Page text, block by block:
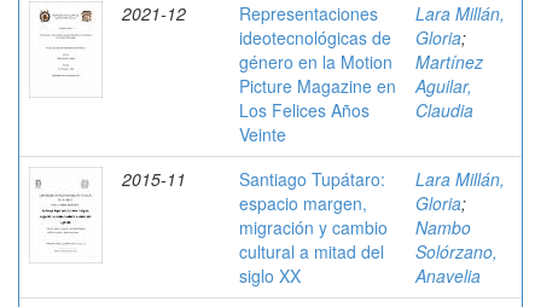
2021-12
Representaciones
ideotecnológicas de
género en la Motion
Picture Magazine en
Los Felices Años
Veinte
Lara Millán,
Gloria;
Martínez
Aguilar,
Claudia
2015-11
Santiago Tupátaro:
espacio margen,
migración y cambio
cultural a mitad del
siglo XX
Lara Millán,
Gloria;
Nambo
Solórzano,
Anavelia